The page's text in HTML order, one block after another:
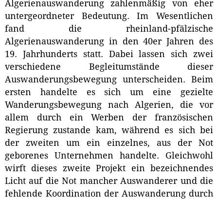
Algerienauswanderung zahlenmäßig von eher
untergeordneter Bedeutung. Im Wesentlichen
fand die rheinland-pfälzische
Algerienauswanderung in den 40er Jahren des
19. Jahrhunderts statt. Dabei lassen sich zwei
verschiedene Begleitumstände dieser
Auswanderungsbewegung unterscheiden. Beim
ersten handelte es sich um eine gezielte
Wanderungsbewegung nach Algerien, die vor
allem durch ein Werben der französischen
Regierung zustande kam, während es sich bei
der zweiten um ein einzelnes, aus der Not
geborenes Unternehmen handelte. Gleichwohl
wirft dieses zweite Projekt ein bezeichnendes
Licht auf die Not mancher Auswanderer und die
fehlende Koordination der Auswanderung durch